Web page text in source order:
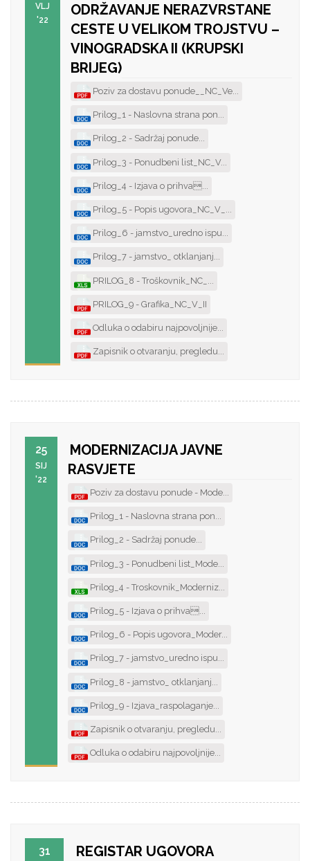
VLJ
'22
ODRŽAVANJE NERAZVRSTANE
CESTE U VELIKOM TROJSTVU –
VINOGRADSKA II (KRUPSKI
BRIJEG)
Poziv za dostavu ponude__NC_Ve...
Prilog_1 - Naslovna strana pon...
Prilog_2 - Sadržaj ponude...
Prilog_3 - Ponudbeni list_NC_V...
Prilog_4 - Izjava o prihva...
Prilog_5 - Popis ugovora_NC_V_...
Prilog_6 - jamstvo_uredno ispu...
Prilog_7 - jamstvo_ otklanjanj...
PRILOG_8 - Troškovnik_NC_...
PRILOG_9 - Grafika_NC_V_II
Odluka o odabiru najpovoljnije...
Zapisnik o otvaranju, pregledu...
25
SIJ
'22
MODERNIZACIJA JAVNE
RASVJETE
Poziv za dostavu ponude - Mode...
Prilog_1 - Naslovna strana pon...
Prilog_2 - Sadržaj ponude...
Prilog_3 - Ponudbeni list_Mode...
Prilog_4 - Troskovnik_Moderniz...
Prilog_5 - Izjava o prihva...
Prilog_6 - Popis ugovora_Moder...
Prilog_7 - jamstvo_uredno ispu...
Prilog_8 - jamstvo_ otklanjanj...
Prilog_9 - Izjava_raspolaganje...
Zapisnik o otvaranju, pregledu...
Odluka o odabiru najpovoljnije...
31
REGISTAR UGOVORA